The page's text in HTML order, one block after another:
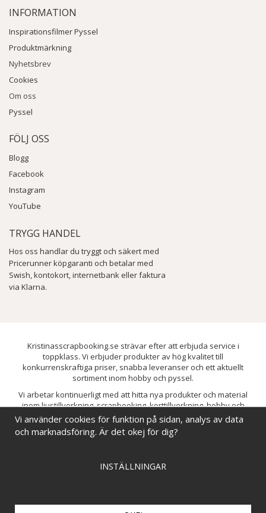
INFORMATION
Inspirationsfilmer Pyssel
Produktmärkning
Nyhetsbrev
Cookies
Om oss
Pyssel
FÖLJ OSS
Blogg
Facebook
Instagram
YouTube
TRYGG HANDEL
Hos oss handlar du tryggt och säkert med
Pricerunner köpgaranti och betalar med
Swish, kontokort, internetbank eller faktura
via Klarna.
Kristinasscrapbooking.se strävar efter att erbjuda service i
toppklass. Vi erbjuder produkter av hög kvalitet till
konkurrenskraftiga priser, snabba leveranser och ett aktuellt
sortiment inom hobby och pyssel.
Vi arbetar kontinuerligt med att hitta nya produkter och material
inom ljustillverkning, scrapbooking, korttillverkning, hobby och
pyssel. Målet är att bredda sortimentet och löpande förbättra och
utveckla vårt utbud, så att du alltid kan hitta det du behöver hos oss.
Vi använder cookies för funktion på sidan, analys av data
och marknadsföring. Är det okej för dig?
INSTÄLLNINGAR